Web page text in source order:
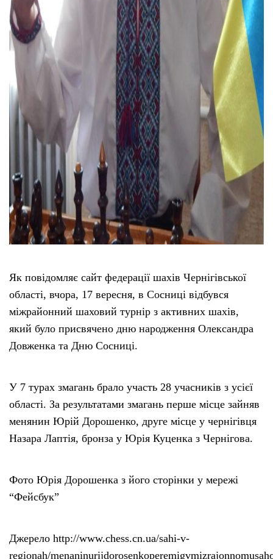
Як повідомляє сайт федерації шахів Чернігівської
області, вчора, 17 вересня, в Сосниці відбувся
міжрайонний шаховий турнір з активних шахів,
який було присвячено дню народження Олександра
Довженка та Дню Сосниці.
У 7 турах змагань брало участь 28 учасників з усієї
області. За результатами змагань перше місце зайняв
менянин Юрій Дорошенко, друге місце у чернігівця
Назара Лаптія, бронза у Юрія Куценка з Чернігова.
Фото Юрія Дорошенка з його сторінки у мережі
“Фейсбук”
Джерело http://www.chess.cn.ua/sahi-v-
regionah/